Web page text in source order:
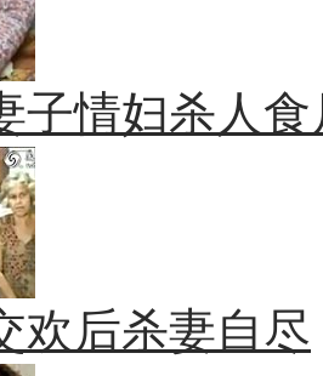
子情妇杀人食
欢后杀妻自尽